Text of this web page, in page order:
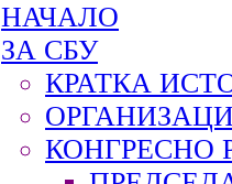
НАЧАЛО
ЗА СБУ
КРАТКА
КОНГРЕСНО